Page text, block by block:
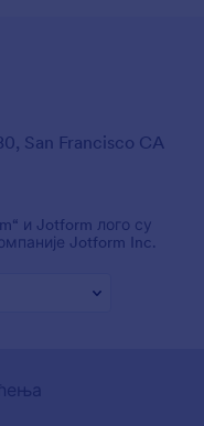
San Francisco CA
и Jotform лого су
Jotform Inc.